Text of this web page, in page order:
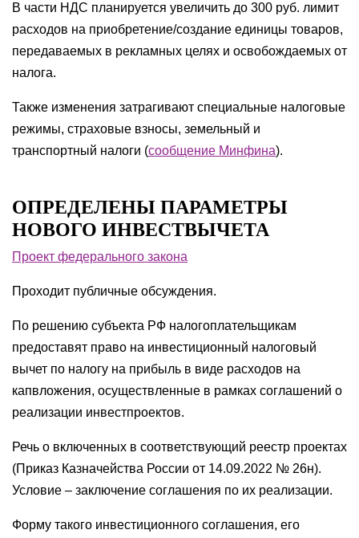
В части НДС планируется увеличить до 300 руб. лимит
расходов на приобретение/создание единицы товаров,
передаваемых в рекламных целях и освобождаемых от
налога.
Также изменения затрагивают специальные налоговые
режимы, страховые взносы, земельный и
транспортный налоги (сообщение Минфина).
ОПРЕДЕЛЕНЫ ПАРАМЕТРЫ
НОВОГО ИНВЕСТВЫЧЕТА
Проект федерального закона
Проходит публичные обсуждения.
По решению субъекта РФ налогоплательщикам
предоставят право на инвестиционный налоговый
вычет по налогу на прибыль в виде расходов на
капвложения, осуществленные в рамках соглашений о
реализации инвестпроектов.
Речь о включенных в соответствующий реестр проектах
(Приказ Казначейства России от 14.09.2022 № 26н).
Условие – заключение соглашения по их реализации.
Форму такого инвестиционного соглашения, его